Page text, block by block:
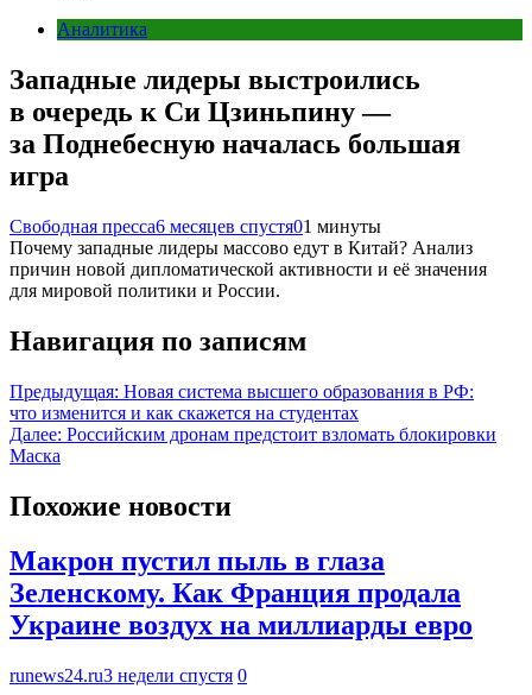
Аналитика
Западные лидеры выстроились
в очередь к Си Цзиньпину —
за Поднебесную началась большая
игра
Свободная пресса6 месяцев спустя01 минуты
Почему западные лидеры массово едут в Китай? Анализ
причин новой дипломатической активности и её значения
для мировой политики и России.
Навигация по записям
Предыдущая: Новая система высшего образования в РФ:
что изменится и как скажется на студентах
Далее: Российским дронам предстоит взломать блокировки
Маска
Похожие новости
Макрон пустил пыль в глаза
Зеленскому. Как Франция продала
Украине воздух на миллиарды евро
runews24.ru3 недели спустя 0